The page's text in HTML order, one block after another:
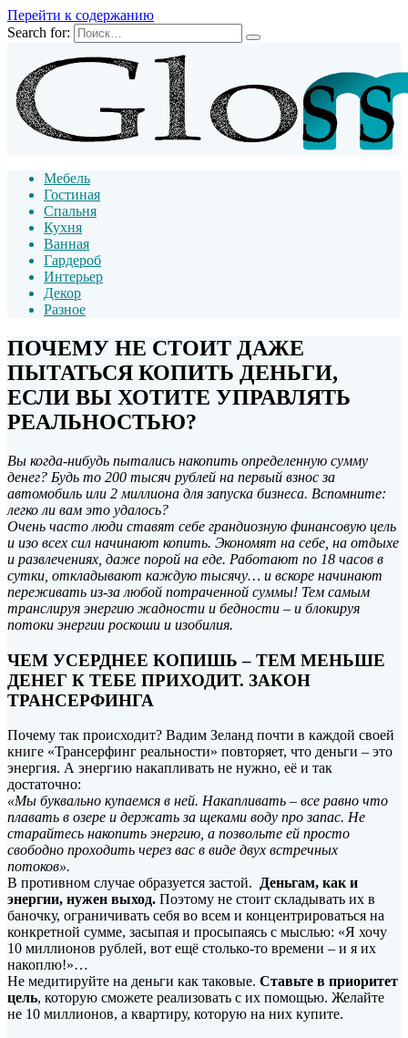
Перейти к содержанию
Search for:
Мебель
Гостиная
Спальня
Кухня
Ванная
Гардероб
Интерьер
Декор
Разное
ПОЧЕМУ НЕ СТОИТ ДАЖЕ
ПЫТАТЬСЯ КОПИТЬ ДЕНЬГИ,
ЕСЛИ ВЫ ХОТИТЕ УПРАВЛЯТЬ
РЕАЛЬНОСТЬЮ?
Вы когда-нибудь пытались накопить определенную сумму
денег? Будь то 200 тысяч рублей на первый взнос за
автомобиль или 2 миллиона для запуска бизнеса. Вспомните:
легко ли вам это удалось?
Очень часто люди ставят себе грандиозную финансовую цель
и изо всех сил начинают копить. Экономят на себе, на отдыхе
и развлечениях, даже порой на еде. Работают по 18 часов в
сутки, откладывают каждую тысячу… и вскоре начинают
переживать из-за любой потраченной суммы! Тем самым
транслируя энергию жадности и бедности – и блокируя
потоки энергии роскоши и изобилия.
ЧЕМ УСЕРДНЕЕ КОПИШЬ – ТЕМ МЕНЬШЕ
ДЕНЕГ К ТЕБЕ ПРИХОДИТ. ЗАКОН
ТРАНСЕРФИНГА
Почему так происходит? Вадим Зеланд почти в каждой своей
книге «Трансерфинг реальности» повторяет, что деньги – это
энергия. А энергию накапливать не нужно, её и так
достаточно:
«Мы буквально купаемся в ней. Накапливать – все равно что
плавать в озере и держать за щеками воду про запас. Не
старайтесь накопить энергию, а позвольте ей просто
свободно проходить через вас в виде двух встречных
потоков».
В противном случае образуется застой.
Деньгам, как и
энергии, нужен выход. Поэтому не стоит складывать их в
баночку, ограничивать себя во всем и концентрироваться на
конкретной сумме, засыпая и просыпаясь с мыслью: «Я хочу
10 миллионов рублей, вот ещё столько-то времени – и я их
накоплю!»…
Не медитируйте на деньги как таковые. Ставьте в приоритет
цель, которую сможете реализовать с их помощью. Желайте
не 10 миллионов, а квартиру, которую на них купите.